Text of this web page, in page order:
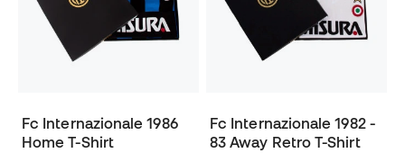
Fc Internazionale 1986
Home T-Shirt
Fc Internazionale 1982 -
83 Away Retro T-Shirt